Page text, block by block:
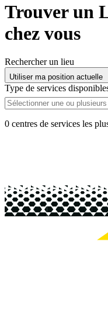
Trouver un
chez vous
Rechercher un lieu
Utiliser ma position actuelle
Type de services
0 centres de services les